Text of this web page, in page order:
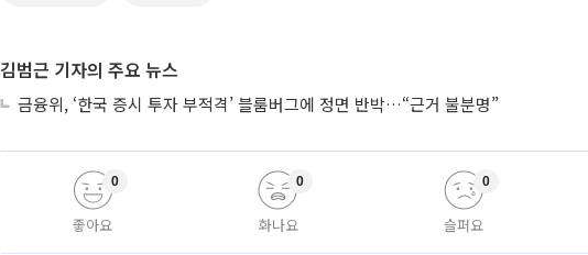
김범근 기자의 주요 뉴스
금융위, ‘한국 증시 투자 부적격’ 블룸버그에 정면 반박…“근거 불분명”
좋아요
0
화나요
0
슬퍼요
0